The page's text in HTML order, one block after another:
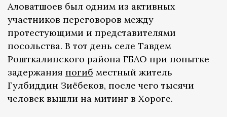
Аловатшоев был одним из активных
участников переговоров между
протестующими и представителями
посольства. В тот день селе Тавдем
Рошткалинского района ГБАО при попытке
задержания погиб местный житель
Гулбиддин Зиёбеков, после чего тысячи
человек вышли на митинг в Хороге.